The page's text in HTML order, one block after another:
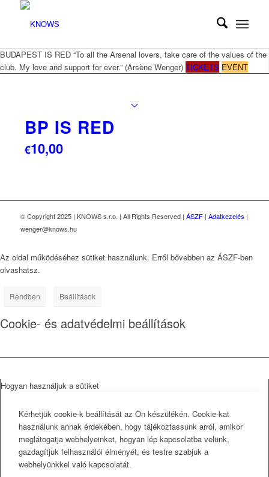
BUDAPEST IS RED “To all the Arsenal lovers, take care of the values of the
club. My love and support for ever.” (Arsène Wenger) TICKETS EVENT
BP IS RED
€10,00
© Copyright 2025 | KNOWS s.r.o. | All Rights Reserved | ÁSZF| Adatkezelés |
wenger@knows.hu
Az oldal működéséhez sütiket használunk. Erről bővebben az ÁSZF-ben
olvashatsz.
Rendben Beállítások
Cookie- és adatvédelmi beállítások
Hogyan használjuk a sütiket
Kérhetjük cookie-k beállítását az Ön készülékén. Cookie-kat
használunk annak érdekében, hogy tájékoztassunk arról, amikor
meglátogatja webhelyeinket, hogyan lép kapcsolatba velünk,
gazdagítjuk felhasználói élményét, és testre szabjuk a
webhelyünkkel való kapcsolatát.